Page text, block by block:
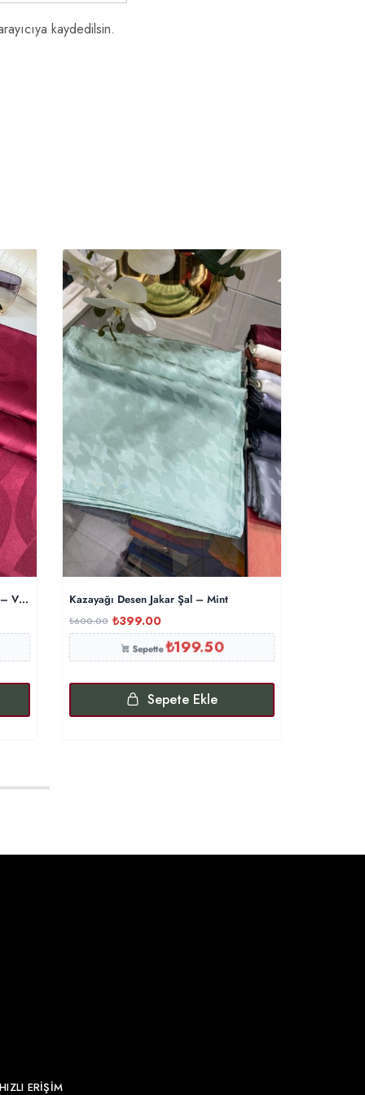
kaydedilsin.
Vişne Kazayağı Desen Jakar Şal – Mint
₺600.00 ₺399.00
Sepette₺199.50
Sepete Ekle
HIZLI ERİŞİM